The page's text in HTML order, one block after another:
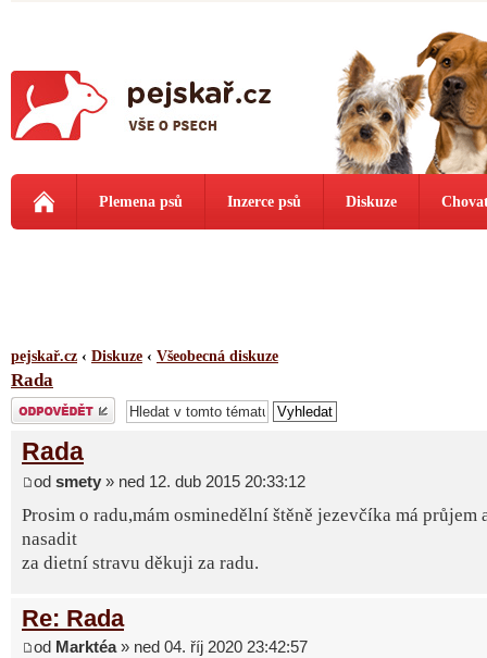
Plemena psů Inzerce psů Diskuze
pejskař.cz ‹ Diskuze ‹ Všeobecná diskuze
Rada
Odeslat odpověď
Rada
od smety » ned 12. dub 2015 20:33:12
Prosim o radu,mám osminedělní štěně jezevčíka má průjem
nasadit
za dietní stravu děkuji za radu.
Re: Rada
od Marktéa» ned 04. říj 2020 23:42:57